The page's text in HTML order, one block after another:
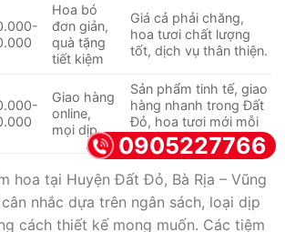
Hoa bó
đơn giản,
quà tặng
tiết kiệm
Giá cả phải chăng,
hoa tươi chất lượng
tốt, dịch vụ thân thiện.
Giao hàng
online,
mọi dịp
Sản phẩm tinh tế, giao
hàng nhanh trong Đất
Đỏ, hoa tươi mới mỗi
ngày.
hoa tại Huyện Đất Đỏ, Bà Rịa – Vũng
nhắc dựa trên ngân sách, loại dịp
cách thiết kế mong muốn. Các tiệm
0905227766